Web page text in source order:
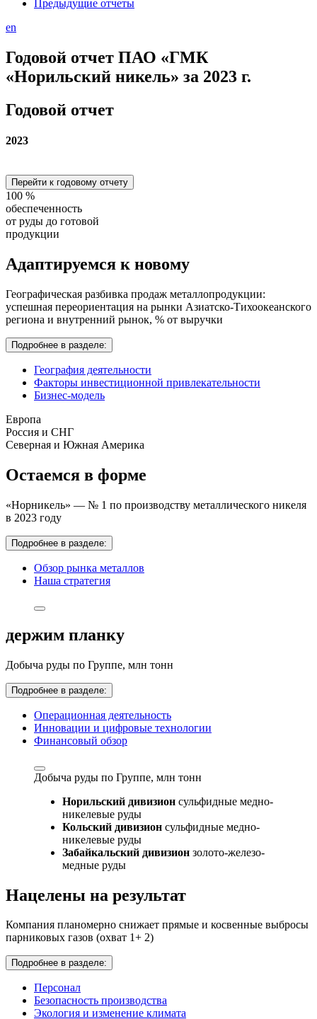
Предыдущие отчеты
en
Годовой отчет ПАО «ГМК
«Норильский никель» за 2023 г.
Годовой отчет
2023
Перейти к годовому отчету
100 %
обеспеченность
от руды до готовой
продукции
Адаптируемся к новому
Географическая разбивка продаж металлопродукции:
успешная переориентация на рынки Азиатско-Тихоокеанского
региона и внутренний рынок, % от выручки
Подробнее в разделе:
География деятельности
Факторы инвестиционной привлекательности
Бизнес-модель
Европа
Россия и СНГ
Северная и Южная Америка
Остаемся в форме
«Норникель» — № 1 по производству металлического никеля
в 2023 году
Подробнее в разделе:
Обзор рынка металлов
Наша стратегия
держим планку
Добыча руды по Группе, млн тонн
Подробнее в разделе:
Операционная деятельность
Инновации и цифровые технологии
Финансовый обзор
Добыча руды по Группе, млн тонн
Норильский дивизион сульфидные медно-
никелевые руды
Кольский дивизион сульфидные медно-
никелевые руды
Забайкальский дивизион золото-железо-
медные руды
Нацелены на результат
Компания планомерно снижает прямые и косвенные выбросы
парниковых газов (охват 1+ 2)
Подробнее в разделе:
Персонал
Безопасность производства
Экология и изменение климата